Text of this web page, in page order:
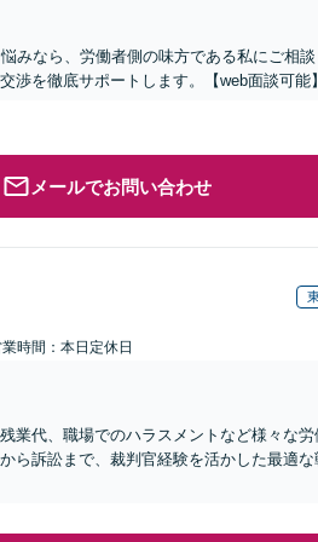
みなら、労働者側の味方である私にご相
を徹底サポートします。【web面談可能】
メールでお問い合わせ
時間：本日定休日
業代、職場でのハラスメントなど様々な労
ら訴訟まで、裁判官経験を活かした最適な